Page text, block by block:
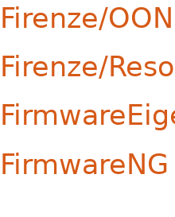
Firenze/
Firenze/
FirmwareNG